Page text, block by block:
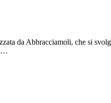
da Abbracciamoli, che si